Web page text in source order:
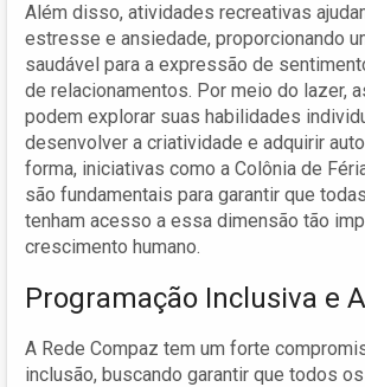
Além disso, atividades recreativas
estresse e ansiedade, proporcionando
saudável para a expressão de
de relacionamentos. Por meio do lazer,
podem explorar suas habilidades
desenvolver a criatividade e adquirir
forma, iniciativas como a Colônia de
são fundamentais para garantir que
tenham acesso a essa dimensão tão
crescimento humano.
Programação Inclusiva e
A Rede Compaz tem um forte
inclusão, buscando garantir que todos